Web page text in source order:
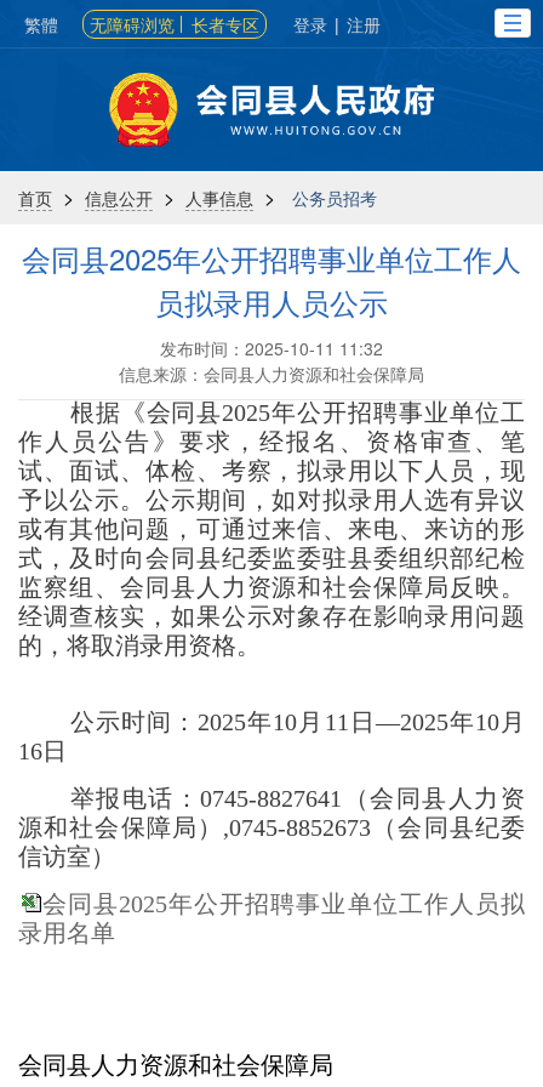
繁體 无障碍浏览 长者专区 登录 | 注册
首页 > 信息公开 > 人事信息 > 公务员招考
会同县2025年公开招聘事业单位工作人
员拟录用人员公示
发布时间：2025-10-11 11:32
信息来源：会同县人力资源和社会保障局
根据《会同县2025年公开招聘事业单位工
作人员公告》要求 ，经报名、资格审查、笔
试、面试、体检、考察，拟录用以下人员，现
予以公示。公示期间，如对拟录用人选有异议
或有其他问题，可通过来信、来电、来访的形
式，及时向会同县纪委监委驻县委组织部纪检
监察组 、会同县人力资源和社会保障局反映。
经调查核实，如果公示对象存在影响录用问题
的，将取消录用资格。
公示时间： 2025年10 月 11 日—2025年10月
16日
举报电话：0745-8827641
（会同县人力资
源和社会保障局） ,0745-8852673 （会同县纪委
信访室）
会同县2025年公开招聘事业单位工作人员拟
录用名单
会同县人力资源和社会保障局